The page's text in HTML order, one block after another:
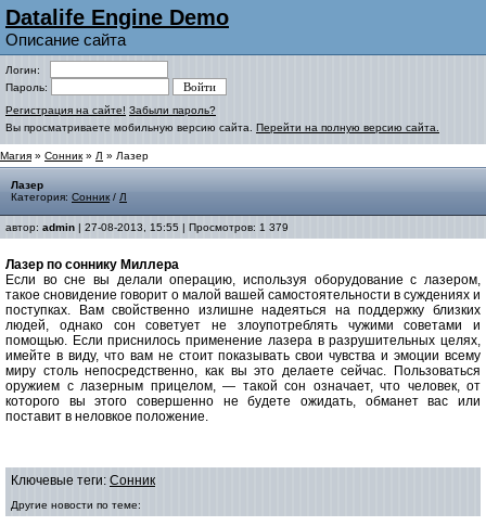
Datalife Engine Demo
Описание сайта
Логин:
Пароль:
Регистрация на сайте! Забыли пароль?
Вы просматриваете мобильную версию сайта. Перейти на полную версию сайта.
Магия » Сонник » Л » Лазер
Лазер
Категория: Сонник / Л
автор: admin | 27-08-2013, 15:55 | Просмотров: 1 379
Лазер по соннику Миллера
Если во сне вы делали операцию, используя оборудование с лазером,
такое сновидение говорит о малой вашей самостоятельности в суждениях и
поступках. Вам свойственно излишне надеяться на поддержку близких
людей, однако сон советует не злоупотреблять чужими советами и
помощью. Если приснилось применение лазера в разрушительных целях,
имейте в виду, что вам не стоит показывать свои чувства и эмоции всему
миру столь непосредственно, как вы это делаете сейчас. Пользоваться
оружием с лазерным прицелом, — такой сон означает, что человек, от
которого вы этого совершенно не будете ожидать, обманет вас или
поставит в неловкое положение.
Ключевые теги: Сонник
Другие новости по теме: